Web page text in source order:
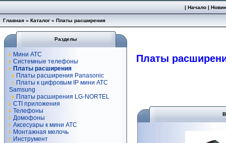
|Начало |
Главная » Каталог » Платы расширения
Разделы
Мини АТС
Системные телефоны
Платы расширения
Платы расширения Panasonic
Платы к цифровым IP мини АТС
Samsung
Платы расширения LG-NORTEL
CTI приложения
Телефоны
Домофоны
Аксесуары к мини АТС
Монтажная мелочь
Инструмент
Платы